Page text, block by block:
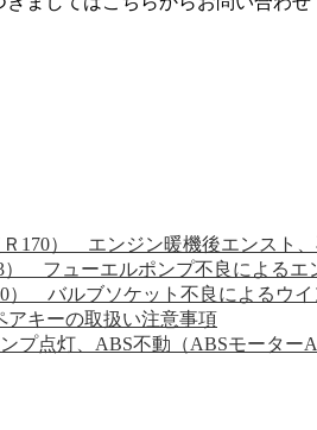
Ｒ170） エンジン暖機後エンスト
） フューエルポンプ不良によるエ
） バルブソケット不良によるウ
アキーの取扱い注意事項
プ点灯、ABS不動（ABSモーター